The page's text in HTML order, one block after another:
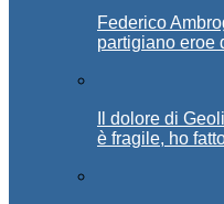
Federico
partigiano eroe
Il dolore di
è fragile, ho